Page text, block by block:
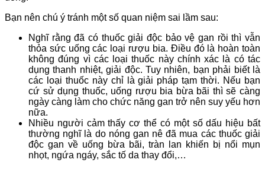
Bạn nên chú ý tránh một số quan niệm sai lầm sau:
Nghĩ rằng đã có thuốc giải độc bảo vệ gan rồi thì vẫn
thỏa sức uống các loại rượu bia. Điều đó là hoàn toàn
không đúng vì các loại thuốc này chính xác là có tác
dụng thanh nhiệt, giải độc. Tuy nhiên, bạn phải biết là
các loại thuốc này chỉ là giải pháp tạm thời. Nếu bạn
cứ sử dụng thuốc, uống rượu bia bừa bãi thì sẽ càng
ngày càng làm cho chức năng gan trở nên suy yếu hơn
nữa.
Nhiều người cảm thấy cơ thể có một số dấu hiệu bất
thường nghĩ là do nóng gan nê đã mua các thuốc giải
độc gan về uống bừa bãi, tràn lan khiến bị nổi mụn
nhọt, ngứa ngáy, sắc tố da thay đổi,…